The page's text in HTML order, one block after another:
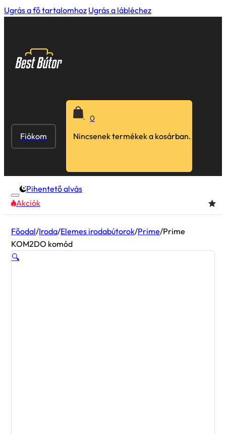
Ugrás a fő tartalomhoz Ugrás a lábléchez
Fiókom
0
Nincsenek termékek a kosárban.
Pihentető alvás
Akciók
Főodal/Iroda/Elemes irodabútorok/Prime/Prime
KOM2DO komód
🔍